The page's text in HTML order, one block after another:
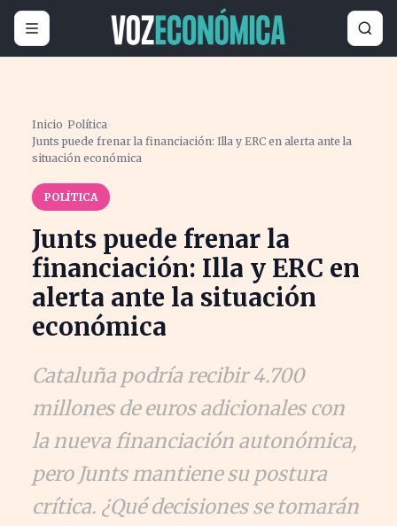
Inicio ›Política›
Junts puede frenar la financiación: Illa y ERC en alerta ante la
situación económica
POLÍTICA
Junts puede frenar la
financiación: Illa y ERC en
alerta ante la situación
económica
Cataluña podría recibir 4.700
millones de euros adicionales con
la nueva financiación autonómica,
pero Junts mantiene su postura
crítica. ¿Qué decisiones se tomarán